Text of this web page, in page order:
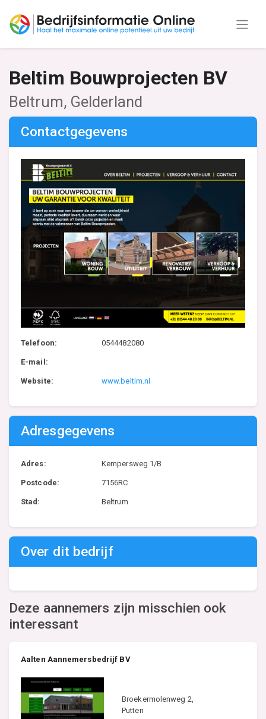
Beltim Bouwprojecten BV
Beltrum, Gelderland
Contactgegevens
Telefoon: 0544482080
E-mail:
Website: www.beltim.nl
Adresgegevens
Adres: Kempersweg 1/B
Postcode: 7156RC
Stad: Beltrum
Over dit bedrijf
Deze aannemers zijn misschien ook
interessant
Aalten Aannemersbedrijf BV
Broekermolenweg 2,
Putten